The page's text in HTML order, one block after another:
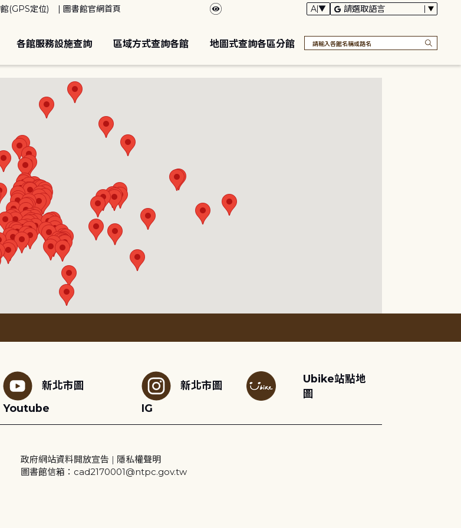
(GPS定位) 圖書館官網首頁
各館服務設施查詢 區域方式查詢各館 地圖式查詢各區分館
新北市圖
Youtube
新北市圖
IG
Ubike站點地
圖
政府網站資料開放宣告 | 隱私權聲明
圖書館信箱：cad2170001@ntpc.gov.tw